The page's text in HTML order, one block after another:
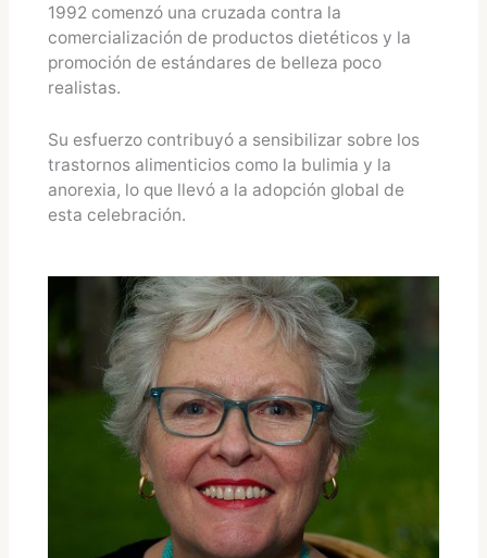
1992 comenzó una cruzada contra la
comercialización de productos dietéticos y la
promoción de estándares de belleza poco
realistas.
Su esfuerzo contribuyó a sensibilizar sobre los
trastornos alimenticios como la bulimia y la
anorexia, lo que llevó a la adopción global de
esta celebración.